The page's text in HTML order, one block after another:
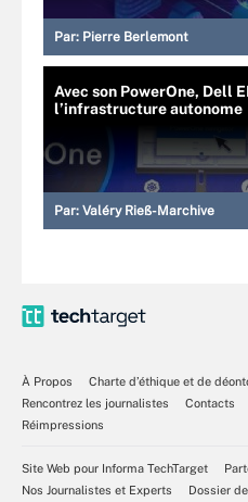
Par: Pierre Berlemont
Avec son PowerOne, Dell
l’infrastructure autonome
Par: Valéry Rieß-Marchive
À Propos
Charte d’éthique et de
Rencontrez les journalistes
Contacts
Réimpressions
Site Web pour Informa TechTarget
Nos Journalistes et Experts
Dossier